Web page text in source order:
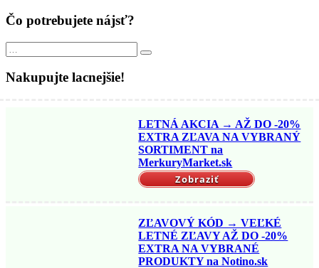
Čo potrebujete nájsť?
for:
Search
Nakupujte lacnejšie!
LETNÁ AKCIA → AŽ DO -20%
EXTRA ZĽAVA NA VYBRANÝ
SORTIMENT na
MerkuryMarket.sk
Zobraziť
ZĽAVOVÝ KÓD → VEĽKÉ
LETNÉ ZĽAVY AŽ DO -20%
EXTRA NA VYBRANÉ
PRODUKTY na Notino.sk